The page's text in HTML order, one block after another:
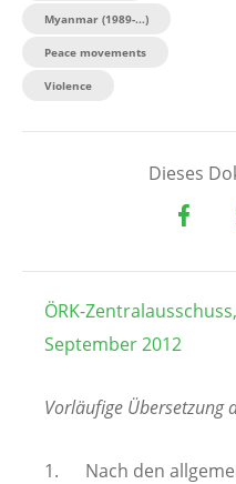
Myanmar (1989-...)
Peace movements
Violence
Dieses
ÖRK-
September 2012
Vorläufige Übersetzung
1. Nach den